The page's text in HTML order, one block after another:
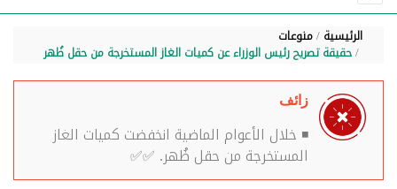
الرئيسية منوعات
حقيقة تصريح رئيس الوزراء عن كميات الغاز المستخرجة من حقل ظُهر
زائف
◾ خلال الأعوام الماضية انخفضت كميات الغاز
المستخرجة من حقل ظُهر. ✅✅